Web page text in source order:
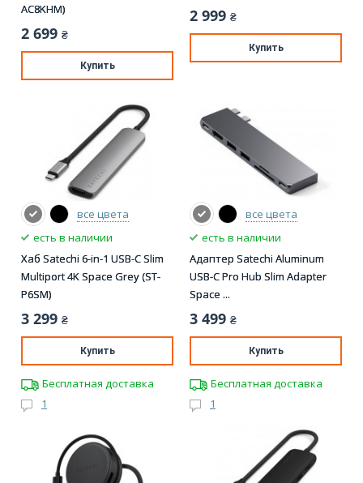
AC8KHM)
2 699 ₴
Купить
2 999 ₴
Купить
все цвета
есть в наличии
Хаб Satechi 6-in-1 USB-C Slim
Multiport 4K Space Grey (ST-
P6SM)
3 299 ₴
Купить
Бесплатная доставка
1
все цвета
есть в наличии
Адаптер Satechi Aluminum
USB-C Pro Hub Slim Adapter
Space ...
3 499 ₴
Купить
Бесплатная доставка
1